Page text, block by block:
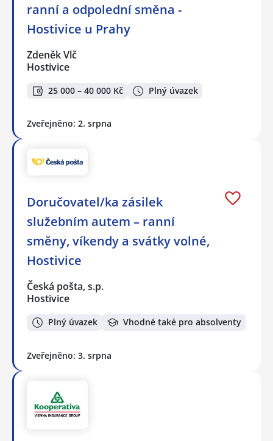
ranní a odpolední směna -
Hostivice u Prahy
Zdeněk Vlč
Hostivice
25 000 – 40 000 Kč Plný úvazek
Zveřejněno: 2. srpna
Doručovatel/ka zásilek
služebním autem – ranní
směny, víkendy a svátky volné,
Hostivice
Česká pošta, s.p.
Hostivice
Plný úvazek Vhodné také pro absolventy
Zveřejněno: 3. srpna